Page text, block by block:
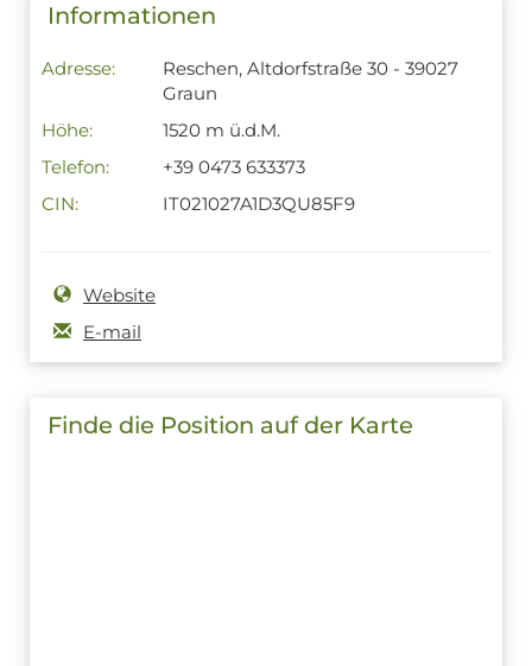
Informationen
Adresse:
Reschen, Altdorfstraße 30 - 39027
Graun
Höhe:
1520 m ü.d.M.
Telefon:
+39 0473 633373
CIN:
IT021027A1D3QU85F9
Website
E-mail
Finde die Position auf der Karte